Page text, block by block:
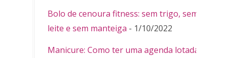
Bolo de cenoura fitness: sem trigo, sem
leite e sem manteiga - 1/10/2022
Manicure: Como ter uma agenda lotada